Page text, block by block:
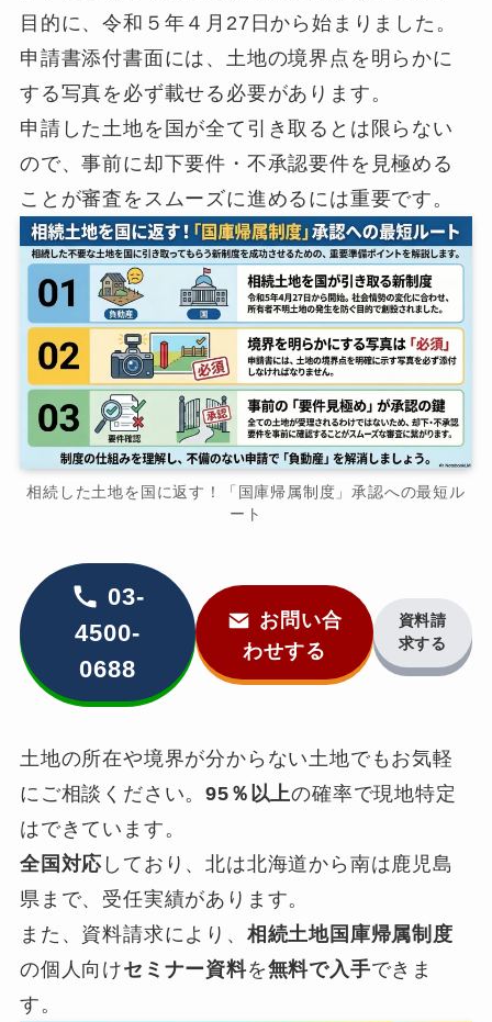
目的に、令和５年４月27日から始まりました。
申請書添付書面には、土地の境界点を明らかに
する写真を必ず載せる必要があります。
申請した土地を国が全て引き取るとは限らない
ので、事前に却下要件・不承認要件を見極める
ことが審査をスムーズに進めるには重要です。
相続した土地を国に返す！「国庫帰属制度」承認への最短ル
ート
03-
4500-
0688
お問い合
わせする
資料請
求する
土地の所在や境界が分からない土地でもお気軽
にご相談ください。95％以上の確率で現地特定
はできています。
全国対応 しており、北は北海道から南は鹿児島
県まで、受任実績があります。
また、資料請求により、 相続土地国庫帰属制度
の個人向けセミナー資料を無料で入手できま
す。